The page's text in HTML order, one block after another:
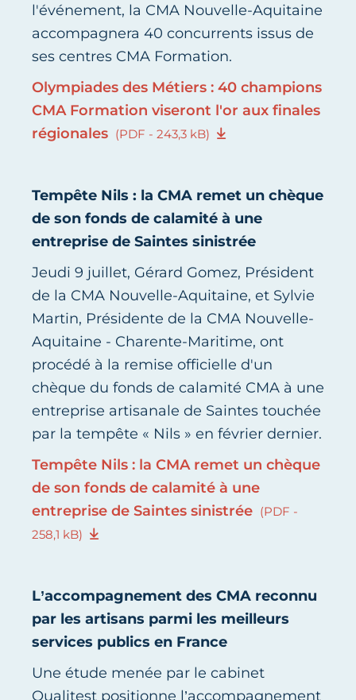
l'événement, la CMA Nouvelle-Aquitaine
accompagnera 40 concurrents issus de
ses centres CMA Formation.
Olympiades des Métiers : 40 champions
CMA Formation viseront l'or aux finales
régionales (PDF - 243,3 kB)
Tempête Nils : la CMA remet un chèque
de son fonds de calamité à une
entreprise de Saintes sinistrée
Jeudi 9 juillet, Gérard Gomez, Président
de la CMA Nouvelle-Aquitaine, et Sylvie
Martin, Présidente de la CMA Nouvelle-
Aquitaine - Charente-Maritime, ont
procédé à la remise officielle d'un
chèque du fonds de calamité CMA à une
entreprise artisanale de Saintes touchée
par la tempête « Nils » en février dernier.
Tempête Nils : la CMA remet un chèque
de son fonds de calamité à une
entreprise de Saintes sinistrée (PDF -
258,1 kB)
L’accompagnement des CMA reconnu
par les artisans parmi les meilleurs
services publics en France
Une étude menée par le cabinet
Qualitest positionne l’accompagnement